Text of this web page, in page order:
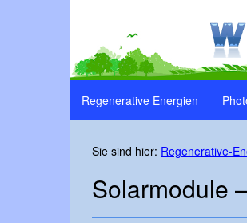
Regenerative Energien
Sie sind hier: Regenerative-
Solarmodule